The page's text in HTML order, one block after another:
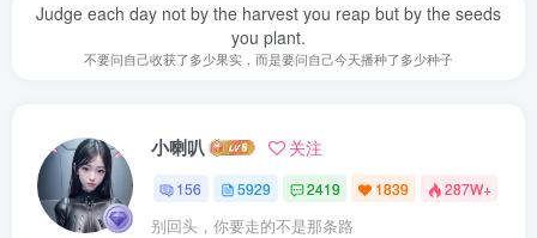
Judge each day not by the harvest you reap but by the seeds
you plant.
不要问自己收获了多少果实，而是要问自己今天播种了多少种子
小喇叭 关注
156 5929 2419 1839 287W+
别回头，你要走的不是那条路